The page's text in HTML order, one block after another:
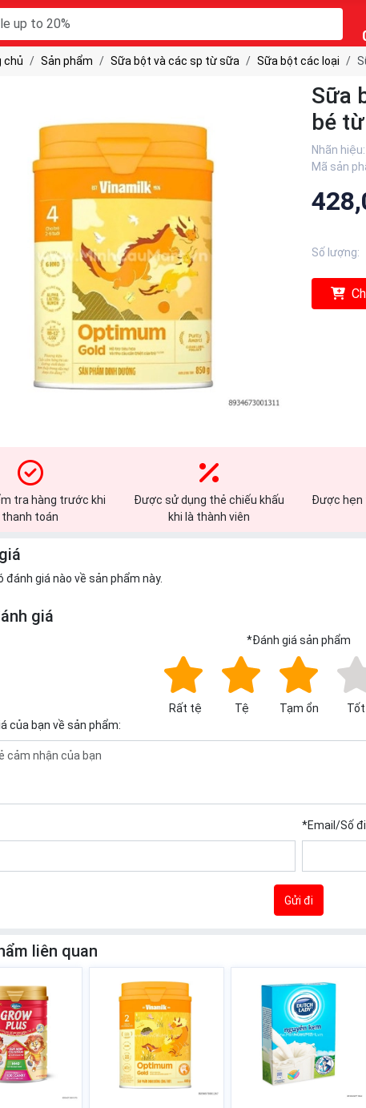
chủ Sản phẩm Sữa bột và các sp từ sữa Sữa bột các loại
Sữa
bé
Nhãn hiệu:
Mã sản
Số lượng:
tra hàng trước khi
thanh toán
Được sử dụng thẻ chiếu khấu
khi là thành viên
Được hẹn
đánh giá nào về sản phẩm này.
giá
*Đánh giá sản phẩm
Rất tệ Tệ Tạm ổn Tốt
của bạn về sản phẩm:
*Email/Số
Gửi đi
liên quan